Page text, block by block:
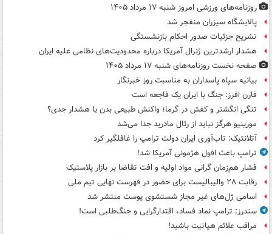
روزنامه‌های ورزشی امروز ‌شنبه ۱۷ مرداد ۱۴۰۵
پالایشگاه سیزران منفجر شد
تشریح جزئیات صدور احکام بازنشستگی
هشدار ارشدترین ژنرال آمریکا درباره محدودیت‌های نظامی علیه ایران
صفحه نخست روزنامه‌های شنبه ۱۷ مرداد ۱۴۰۵
بیانیه سپاه پاسداران به مناسبت روز خبرنگار
فارن افرز: جنگ با ایران یک فاجعه است
تنگی انگشتر و کفش در گرما؛ واکنش طبیعی بدن یا هشدار جدی؟
مورینیو هرگز نباید از رئال مادرید جدا می‌شد
آتلانتیک: تاب‌آوری ایران دولت ترامپ را غافلگیر کرد
ترامپ باعث افول هژمونی آمریکا شد!
فشار هم‌زمان گرانی مواد اولیه و افت تقاضا بر بازار پلاستیک
رقابت ۲۸ والیبالیست برای حضور در فهرست نهایی تیم ملی
اسامی ژل‌های غیر مجاز شستشوی پوست منتشر شد
سندرز: ترامپ نماد فساد، اقتدارگرایی و جنگ‌طلبی است!
مراقب علائم هپاتیت باشید!